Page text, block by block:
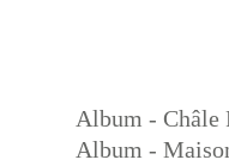
Album - Châle
Album -